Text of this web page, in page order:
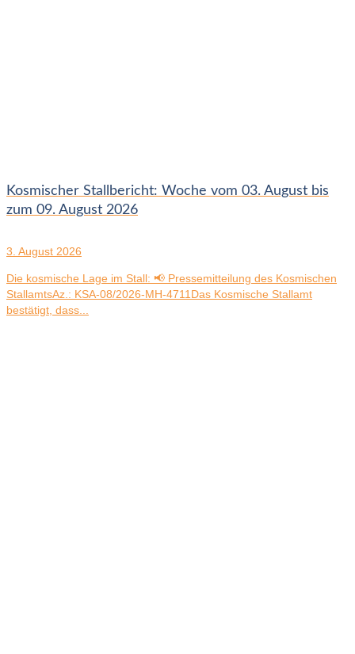
Kosmischer Stallbericht: Woche vom 03. August bis
zum 09. August 2026
3. August 2026
Die kosmische Lage im Stall: 📢 Pressemitteilung des Kosmischen
StallamtsAz.: KSA-08/2026-MH-4711Das Kosmische Stallamt
bestätigt, dass...